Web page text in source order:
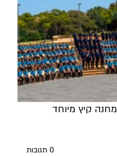
קיץ מיוחד
0 תגובות